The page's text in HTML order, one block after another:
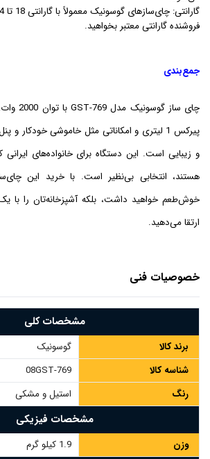
فروشنده گارانتی معتبر بخواهید.
جمع‌بندی
پیرکس 1 لیتری و امکاناتی مثل خاموشی خودکار و
و زیبایی است. این دستگاه برای خانواده‌های
هستند، انتخابی بی‌نظیر است. با خرید این
خوش‌طعم خواهید داشت، بلکه آشپزخانه‌تان را
ارتقا می‌دهید.
خصوصیات فنی
مشخصات کلی
برند کالا
گوسونیک
شناسه کالا
08GST-769
رنگ
استیل و مشکی
مشخصات فیزیکی
وزن 1.9 کیلو گرم